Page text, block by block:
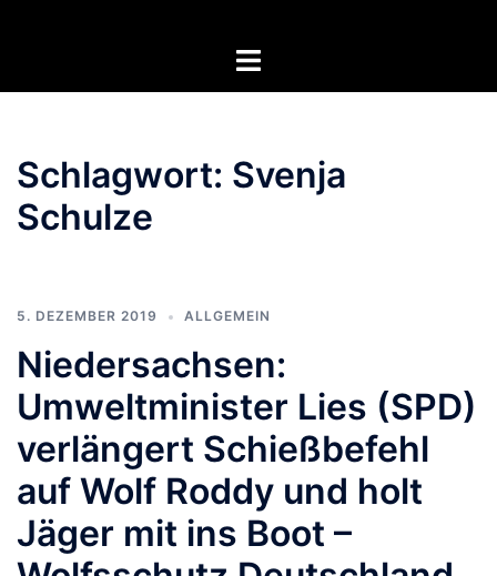
Menü
Schlagwort: Svenja
Schulze
5. DEZEMBER 2019 ALLGEMEIN
Niedersachsen:
Umweltminister Lies (SPD)
verlängert Schießbefehl
auf Wolf Roddy und holt
Jäger mit ins Boot –